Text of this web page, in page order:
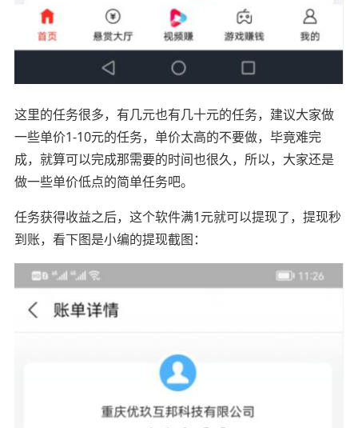
这里的任务很多，有几元也有几十元的任务，建议大家做
一些单价1-10元的任务，单价太高的不要做，毕竟难完
成，就算可以完成那需要的时间也很久，所以，大家还是
做一些单价低点的简单任务吧。
任务获得收益之后，这个软件满1元就可以提现了，提现秒
到账，看下图是小编的提现截图：